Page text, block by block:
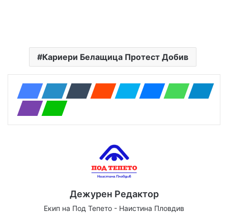
Кариери Белащица Протест Добив
Дежурен Редактор
Екип на Под Тепето - Наистина Пловдив